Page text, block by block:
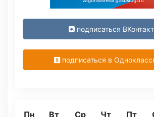
подписаться
подписаться в
Пн Вт Ср Чт Пт